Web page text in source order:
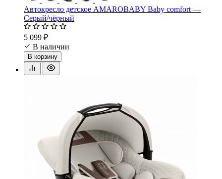
Автокресло детское AMAROBABY Baby comfort —
Серый/чёрный
5 099 ₽
В наличии
В корзину